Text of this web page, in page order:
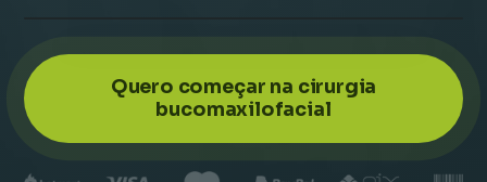
Quero começar na cirurgia
bucomaxilofacial